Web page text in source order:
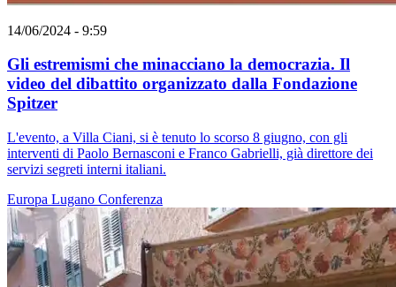
14/06/2024 - 9:59
Gli estremismi che minacciano la democrazia. Il
video del dibattito organizzato dalla Fondazione
Spitzer
L'evento, a Villa Ciani, si è tenuto lo scorso 8 giugno, con gli
interventi di Paolo Bernasconi e Franco Gabrielli, già direttore dei
servizi segreti interni italiani.
Europa Lugano Conferenza